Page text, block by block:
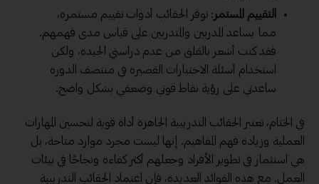
التقييم المستمر : توفر الحقائب أدوات تقييم مستمرة،
مما يساعد المدربين والمتدربين على قياس مدى فهمهم.
فقد كنت أشعر بالقلق من عدم دراستي الجيدة، ولكن
استخدام أسئلة الاختبارات القصيرة في منتصف الدورة
ساعدني على رؤية نقاط قوتي وضعفي بشكل واضح.
في الختام، تعتبر الحقائب التدريبية الجاهزة أداة قوية لتحسين المهارات
العملية وزيادة فهم المفاهيم. إنها ليست مجرد موارد متاحة، بل
هي استثمار في تطوير الأفراد وجعلهم أكثر كفاءة ونجاحًا في بيئات
العمل. مع هذه الفوائد العديدة، فإن اعتماد الحقائب التدريبية